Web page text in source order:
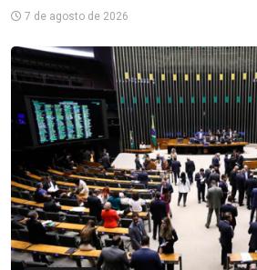
7 de agosto de 2026